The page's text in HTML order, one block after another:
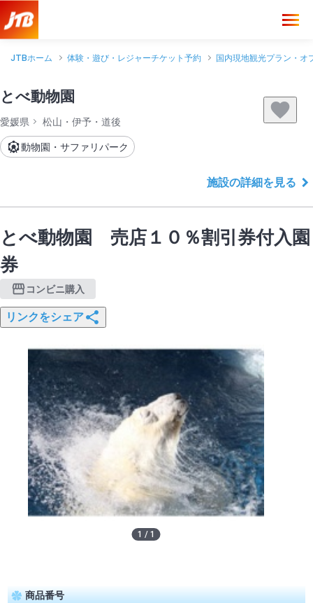
JTBホーム 体験・遊び・レジャーチケット予約 国内現地観光プラン・オ
とべ動物園
愛媛県 松山・伊予・道後
動物園・サファリパーク
施設の詳細を見る
とべ動物園 売店１０％割引券付入園
券
コンビニ購入
リンクをシェア
1 / 1
商品番号